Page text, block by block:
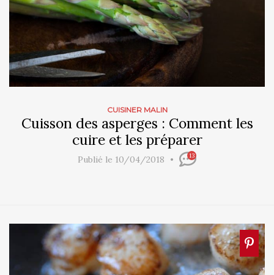
CUISINER MALIN
Cuisson des asperges : Comment les
cuire et les préparer
Publié le 10/04/2018 13